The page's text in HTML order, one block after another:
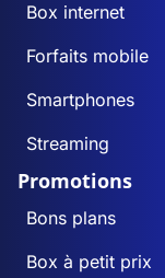
Box internet
Forfaits mobile
Smartphones
Streaming
Promotions
Bons plans
Box à petit prix